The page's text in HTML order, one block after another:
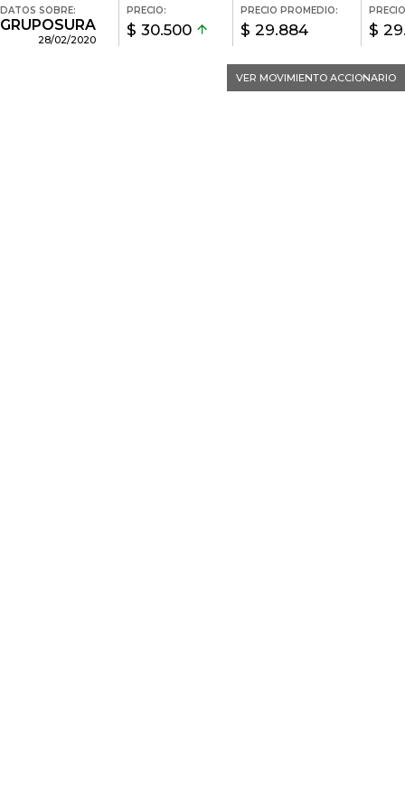
DATOS SOBRE:
GRUPOSURA
28/02/2020
PRECIO:
$ 30.500
PRECIO PROMEDIO:
$ 29.884 $
VER MOVIMIENTO ACCIONARIO